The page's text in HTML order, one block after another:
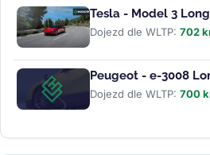
Tesla - Model 3
Dojezd dle WLTP: 702
Peugeot - e-3008
Dojezd dle WLTP: 700